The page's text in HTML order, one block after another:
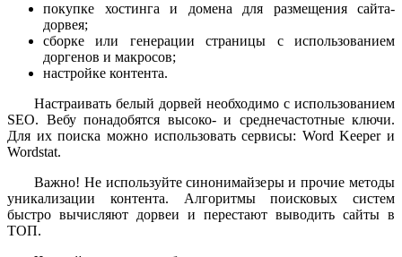
покупке хостинга и домена для размещения сайта-
дорвея;
сборке или генерации страницы с использованием
доргенов и макросов;
настройке контента.
Настраивать белый дорвей необходимо с использованием
SEO. Вебу понадобятся высоко- и среднечастотные ключи.
Для их поиска можно использовать сервисы: Word Keeper и
Wordstat.
Важно! Не используйте синонимайзеры и прочие методы
уникализации контента. Алгоритмы поисковых систем
быстро вычисляют дорвеи и перестают выводить сайты в
ТОП.